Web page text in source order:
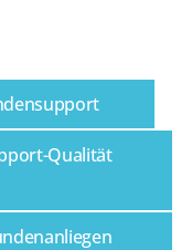
Qualität